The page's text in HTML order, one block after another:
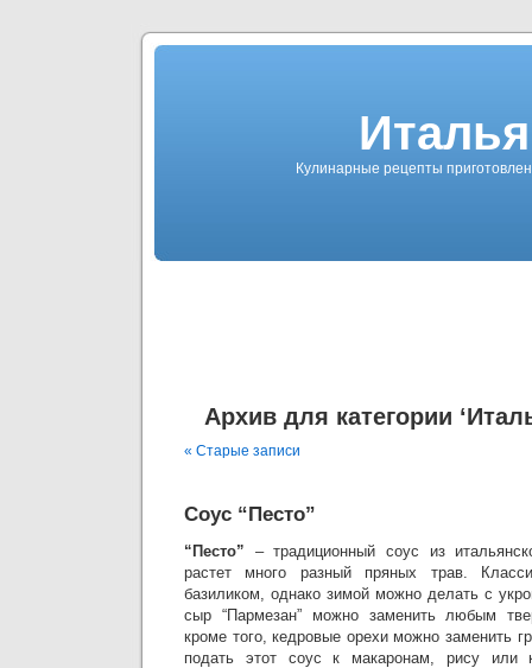
Кулинарные рецепты
Архив для категории
« Старые записи
Соус “Песто”
“Песто” – традиционный соус из
растет много разный пряных трав.
базиликом, однако зимой можно делать с
сыр “Пармезан” можно заменить любым
кроме того, кедровые орехи можно заменить
подать этот соус к макаронам, рису или